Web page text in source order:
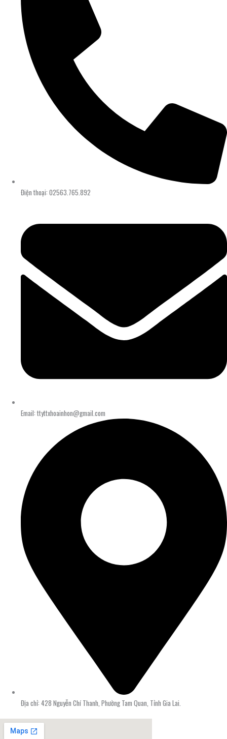
Điện thoại: 02563.765.892
Email: ttyttxhoainhon@gmail.com
Địa chỉ: 428 Nguyễn Chí Thanh, Phường Tam Quan, Tỉnh Gia Lai.